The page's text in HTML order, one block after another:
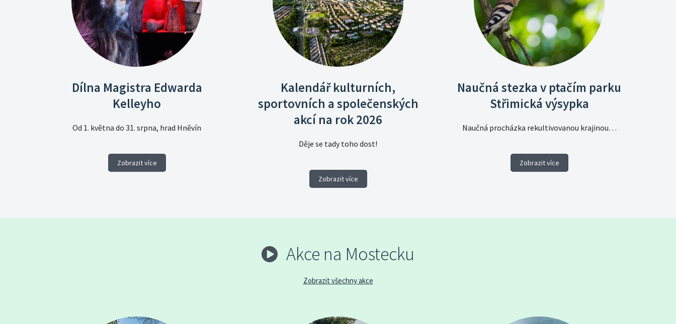
Dílna Magistra Edwarda
Kelleyho
Od 1. května do 31. srpna, hrad Hněvín
Zobrazit více
Kalendář kulturních,
sportovních a společenských
akcí na rok 2026
Děje se tady toho dost!
Zobrazit více
Naučná stezka v ptačím parku
Střimická výsypka
Naučná procházka rekultivovanou krajinou…
Zobrazit více
Akce na Mostecku
Zobrazit všechny akce